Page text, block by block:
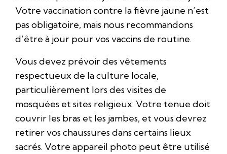
Votre vaccination contre la fièvre jaune n’est
pas obligatoire, mais nous recommandons
d’être à jour pour vos vaccins de routine.
Vous devez prévoir des vêtements
respectueux de la culture locale,
particulièrement lors des visites de
mosquées et sites religieux. Votre tenue doit
couvrir les bras et les jambes, et vous devrez
retirer vos chaussures dans certains lieux
sacrés. Votre appareil photo peut être utilisé